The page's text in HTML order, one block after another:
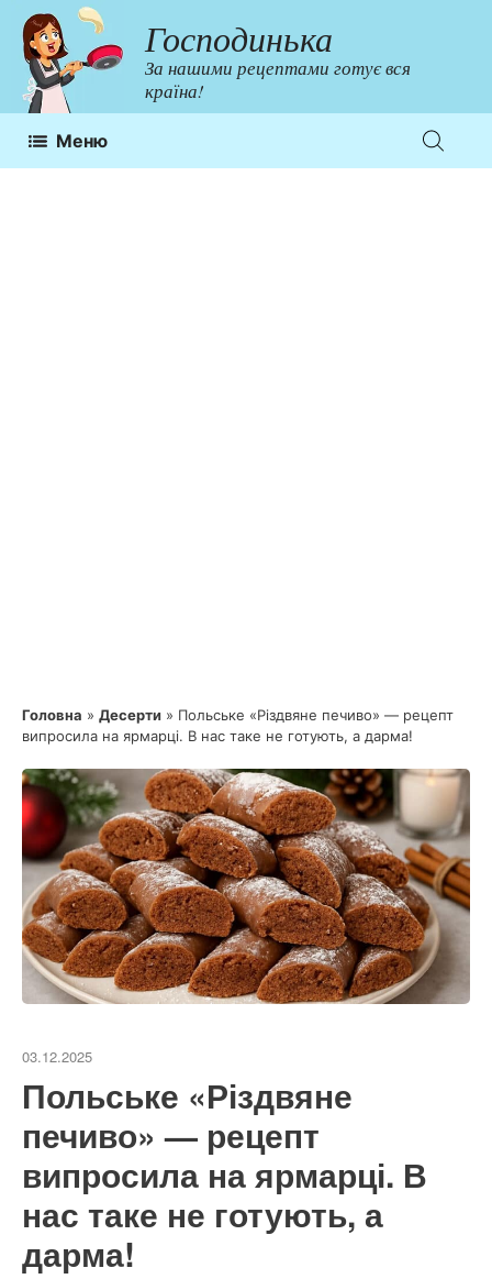
Перейти
до
контенту
Господинька
За нашими рецептами готує вся
країна!
Меню
Головна » Десерти » Польське «Різдвяне печиво» — рецепт
випросила на ярмарці. В нас таке не готують, а дарма!
03.12.2025
Польське «Різдвяне
печиво» — рецепт
випросила на ярмарці. В
нас таке не готують, а
дарма!